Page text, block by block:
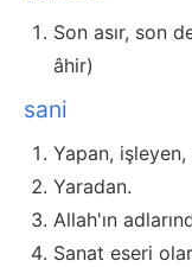
Son asır, son
âhir)
sani
Yapan,
Yaradan.
Allah'ın
Sanat eseri